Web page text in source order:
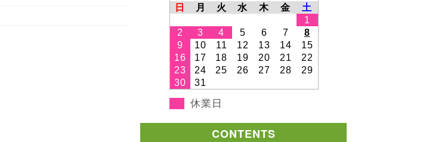
日
月 火 水 木 金
土
1
2
3 4 5 6 7
8
9
10 11 12 13 14
15
16
17 18 19 20 21
22
23
24 25 26 27 28
29
30
31
休業日
CONTENTS